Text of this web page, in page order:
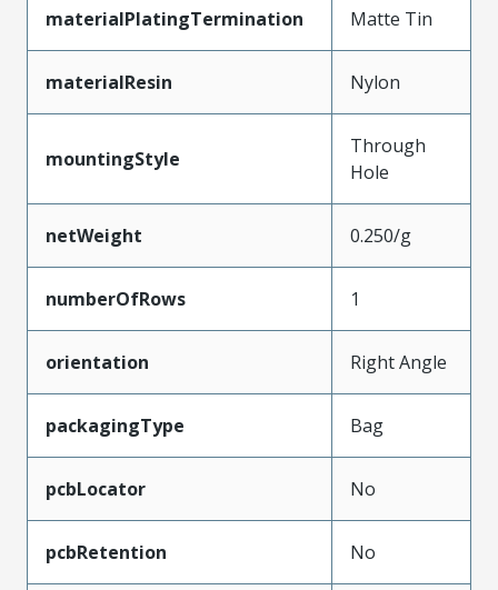
materialPlatingTermination Matte Tin
materialResin Nylon
mountingStyle
Through
Hole
netWeight 0.250/g
numberOfRows 1
orientation Right Angle
packagingType Bag
pcbLocator No
pcbRetention No